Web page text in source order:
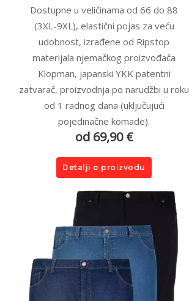
Dostupne u veličinama od 66 do 88
(3XL-9XL), elastični pojas za veću
udobnost, izrađene od Ripstop
materijala njemačkog proizvođača
Klopman, japanski YKK patentni
zatvarač, proizvodnja po narudžbi u roku
od 1 radnog dana (uključujući
pojedinačne komade).
od 69,90 €
Detalji o proizvodu